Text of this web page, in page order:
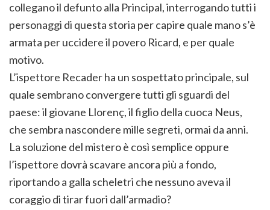
collegano il defunto alla Principal, interrogando tutti i
personaggi di questa storia per capire quale mano s’è
armata per uccidere il povero Ricard, e per quale
motivo.
L’ispettore Recader ha un sospettato principale, sul
quale sembrano convergere tutti gli sguardi del
paese: il giovane Llorenç, il figlio della cuoca Neus,
che sembra nascondere mille segreti, ormai da anni.
La soluzione del mistero è così semplice oppure
l’ispettore dovrà scavare ancora più a fondo,
riportando a galla scheletri che nessuno aveva il
coraggio di tirar fuori dall’armadio?